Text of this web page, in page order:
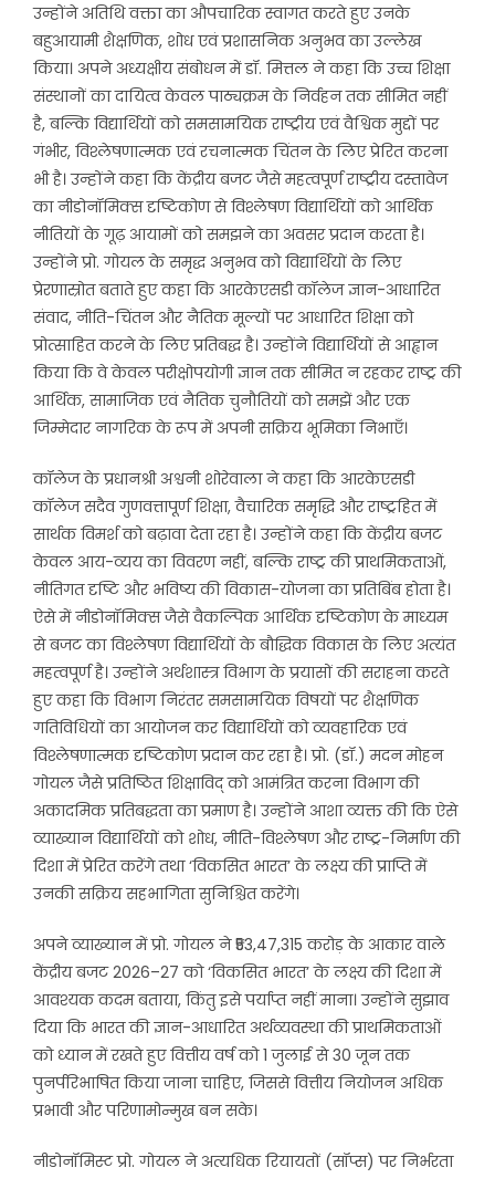
उन्होंने अतिथि वक्ता का औपचारिक स्वागत करते हुए उनके
बहुआयामी शैक्षणिक, शोध एवं प्रशासनिक अनुभव का उल्लेख
किया। अपने अध्यक्षीय संबोधन में डॉ. मित्तल ने कहा कि उच्च शिक्षा
संस्थानों का दायित्व केवल पाठ्यक्रम के निर्वहन तक सीमित नहीं
है, बल्कि विद्यार्थियों को समसामयिक राष्ट्रीय एवं वैश्विक मुद्दों पर
गंभीर, विश्लेषणात्मक एवं रचनात्मक चिंतन के लिए प्रेरित करना
भी है। उन्होंने कहा कि केंद्रीय बजट जैसे महत्वपूर्ण राष्ट्रीय दस्तावेज
का नीडोनॉमिक्स दृष्टिकोण से विश्लेषण विद्यार्थियों को आर्थिक
नीतियों के गूढ़ आयामों को समझने का अवसर प्रदान करता है।
उन्होंने प्रो. गोयल के समृद्ध अनुभव को विद्यार्थियों के लिए
प्रेरणास्रोत बताते हुए कहा कि आरकेएसडी कॉलेज ज्ञान-आधारित
संवाद, नीति-चिंतन और नैतिक मूल्यों पर आधारित शिक्षा को
प्रोत्साहित करने के लिए प्रतिबद्ध है। उन्होंने विद्यार्थियों से आह्वान
किया कि वे केवल परीक्षोपयोगी ज्ञान तक सीमित न रहकर राष्ट्र की
आर्थिक, सामाजिक एवं नैतिक चुनौतियों को समझें और एक
जिम्मेदार नागरिक के रूप में अपनी सक्रिय भूमिका निभाएँ।
कॉलेज के प्रधानश्री अश्वनी शोरेवाला ने कहा कि आरकेएसडी
कॉलेज सदैव गुणवत्तापूर्ण शिक्षा, वैचारिक समृद्धि और राष्ट्रहित में
सार्थक विमर्श को बढ़ावा देता रहा है। उन्होंने कहा कि केंद्रीय बजट
केवल आय-व्यय का विवरण नहीं, बल्कि राष्ट्र की प्राथमिकताओं,
नीतिगत दृष्टि और भविष्य की विकास-योजना का प्रतिबिंब होता है।
ऐसे में नीडोनॉमिक्स जैसे वैकल्पिक आर्थिक दृष्टिकोण के माध्यम
से बजट का विश्लेषण विद्यार्थियों के बौद्धिक विकास के लिए अत्यंत
महत्वपूर्ण है। उन्होंने अर्थशास्त्र विभाग के प्रयासों की सराहना करते
हुए कहा कि विभाग निरंतर समसामयिक विषयों पर शैक्षणिक
गतिविधियों का आयोजन कर विद्यार्थियों को व्यवहारिक एवं
विश्लेषणात्मक दृष्टिकोण प्रदान कर रहा है। प्रो. (डॉ.) मदन मोहन
गोयल जैसे प्रतिष्ठित शिक्षाविद् को आमंत्रित करना विभाग की
अकादमिक प्रतिबद्धता का प्रमाण है। उन्होंने आशा व्यक्त की कि ऐसे
व्याख्यान विद्यार्थियों को शोध, नीति-विश्लेषण और राष्ट्र-निर्माण की
दिशा में प्रेरित करेंगे तथा ‘विकसित भारत’ के लक्ष्य की प्राप्ति में
उनकी सक्रिय सहभागिता सुनिश्चित करेंगे।
अपने व्याख्यान में प्रो. गोयल ने ₹53,47,315 करोड़ के आकार वाले
केंद्रीय बजट 2026–27 को ‘विकसित भारत’ के लक्ष्य की दिशा में
आवश्यक कदम बताया, किंतु इसे पर्याप्त नहीं माना। उन्होंने सुझाव
दिया कि भारत की ज्ञान-आधारित अर्थव्यवस्था की प्राथमिकताओं
को ध्यान में रखते हुए वित्तीय वर्ष को 1 जुलाई से 30 जून तक
पुनर्परिभाषित किया जाना चाहिए, जिससे वित्तीय नियोजन अधिक
प्रभावी और परिणामोन्मुख बन सके।
नीडोनॉमिस्ट प्रो. गोयल ने अत्यधिक रियायतों (सॉप्स) पर निर्भरता